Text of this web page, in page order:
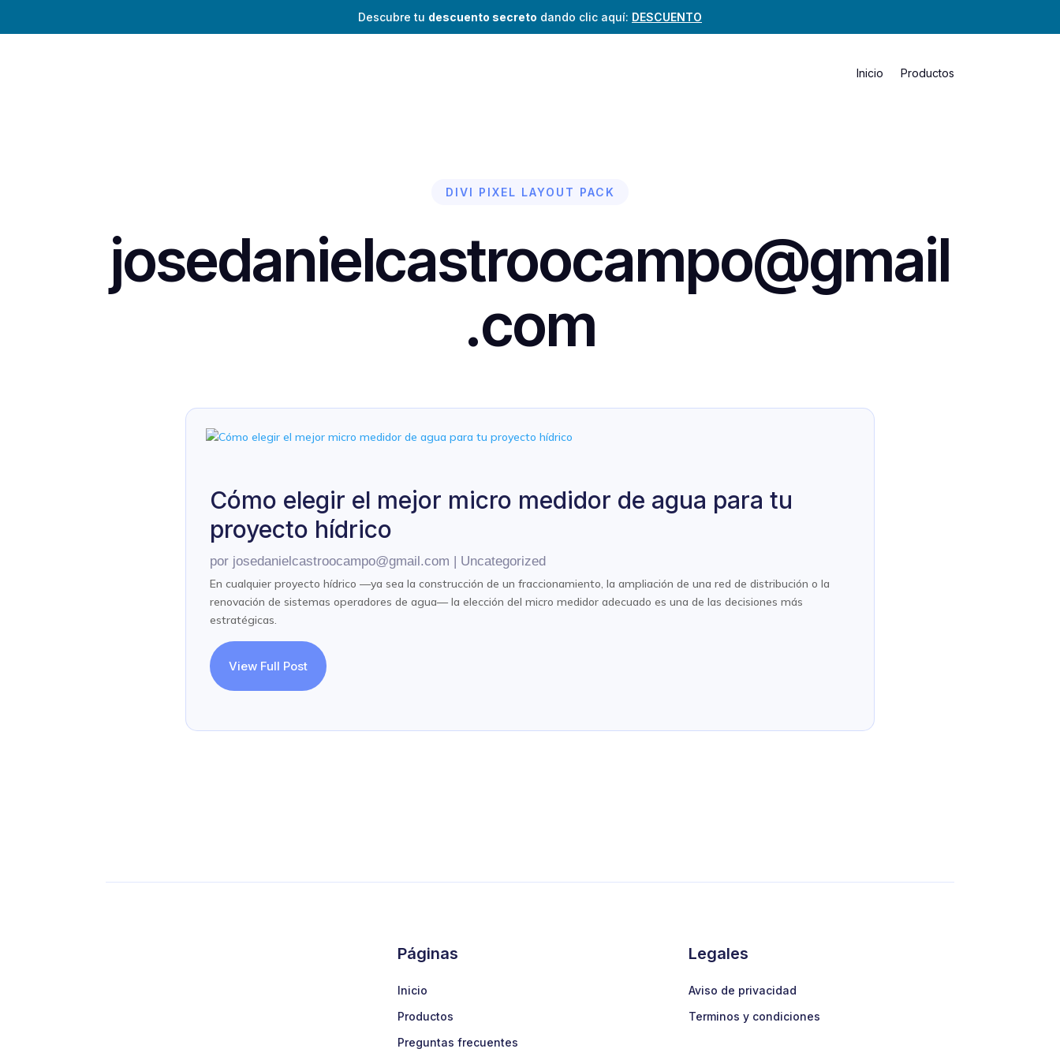
Descubre tu descuento secreto dando clic aquí: DESCUENTO
Inicio Productos
DIVI PIXEL LAYOUT PACK
josedanielcastroocampo@gmail
.com
Cómo elegir el mejor micro medidor de agua para tu
proyecto hídrico
por josedanielcastroocampo@gmail.com Uncategorized
En cualquier proyecto hídrico —ya sea la construcción de un fraccionamiento, la ampliación de una red de distribución o la
renovación de sistemas operadores de agua— la elección del micro medidor adecuado es una de las decisiones más
estratégicas.
View Full Post
Páginas
Inicio
Productos
Preguntas frecuentes
Legales
Aviso de privacidad
Terminos y condiciones